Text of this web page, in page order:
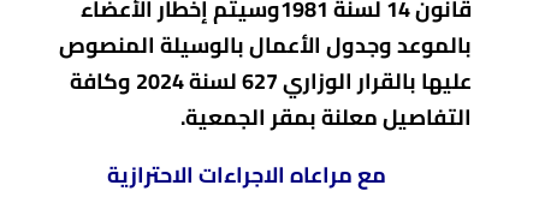
قانون 14 لسنة 1981وسيتم إخطار الأعضاء
بالموعد وجدول الأعمال بالوسيلة المنصوص
عليها بالقرار الوزاري 627 لسنة 2024 وكافة
التفاصيل معلنة بمقر الجمعية.
مع مراعاه الاجراءات الاحترازية